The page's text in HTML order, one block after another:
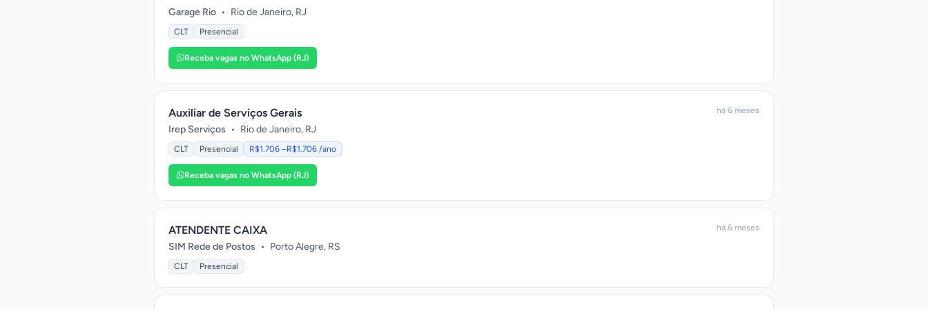
Garage Rio • Rio de Janeiro, RJ
CLT Presencial
Receba vagas no WhatsApp (RJ)
Auxiliar de Serviços Gerais
Irep Serviços • Rio de Janeiro, RJ
CLT Presencial R$1.706 –R$1.706 /ano
Receba vagas no WhatsApp (RJ)
há 6 meses
ATENDENTE CAIXA
SIM Rede de Postos • Porto Alegre, RS
CLT Presencial
há 6 meses